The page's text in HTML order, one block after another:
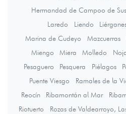
Hermandad de Campoo de
Laredo
Liendo
Marina de Cudeyo
Mazcuerras
Miengo
Miera Molledo
Pesaguero
Pesquera Piélagos
Puente Viesgo
Ramales de la
Reocín
Ribamontán al Mar
Riotuerto
Rozas de Valdearroyo,